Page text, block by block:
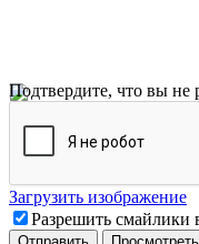
Подтвердите, что вы не
Загрузить изображение
Разрешить смайлики